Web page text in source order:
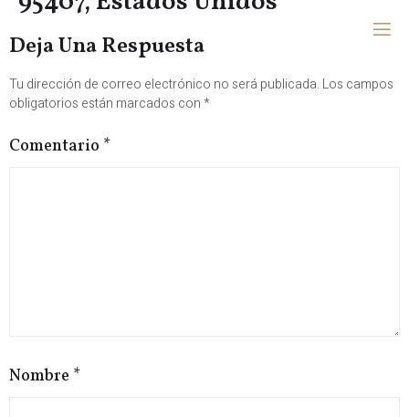
Deja Una Respuesta
Tu dirección de correo electrónico no será publicada. Los campos
obligatorios están marcados con*
Comentario *
Nombre *